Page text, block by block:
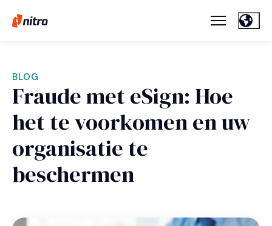
BLOG
Fraude met eSign: Hoe
het te voorkomen en uw
organisatie te
beschermen